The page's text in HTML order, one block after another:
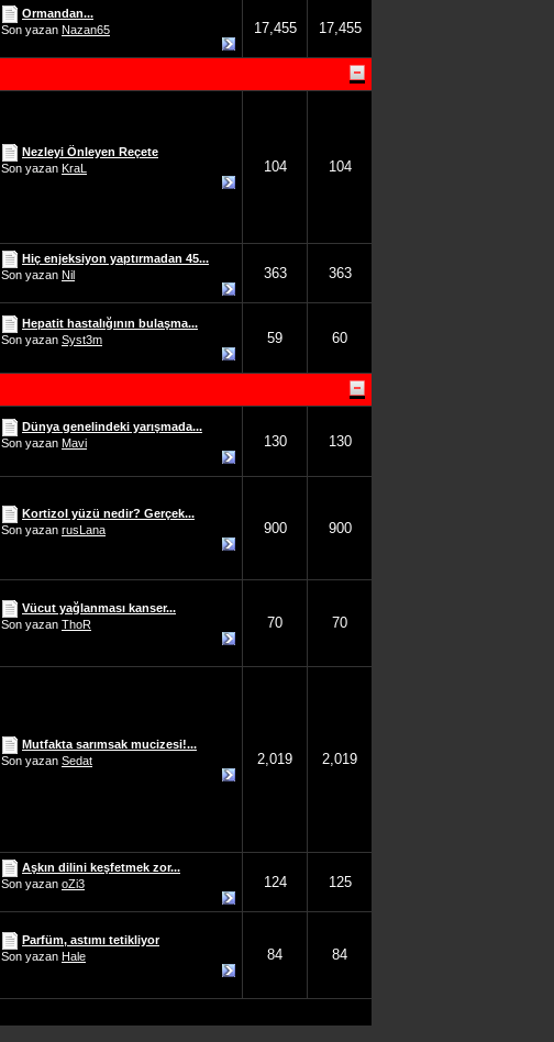
Ormandan...
Son yazan Nazan65 17,455 17,455
Nezleyi Önleyen Reçete
Son yazan KraL 104 104
Hiç enjeksiyon yaptırmadan 45...
Son yazan Nil 363 363
Hepatit hastalığının bulaşma...
Son yazan Syst3m 59 60
Dünya genelindeki yarışmada...
Son yazan Mavi 130 130
Kortizol yüzü nedir? Gerçek...
Son yazan rusLana 900 900
Vücut yağlanması kanser...
Son yazan ThoR 70 70
Mutfakta sarımsak mucizesi!...
Son yazan Sedat 2,019 2,019
Aşkın dilini keşfetmek zor...
Son yazan oZi3 124 125
Parfüm, astımı tetikliyor
Son yazan Hale 84 84